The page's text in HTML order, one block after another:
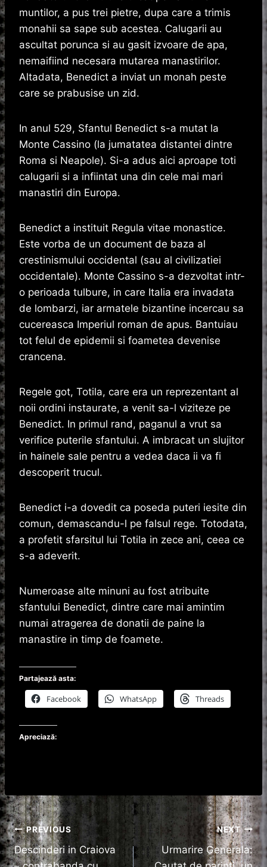
muntilor, a pus trei pietre, dupa care a trimis
monahii sa sape sub acestea. Calugarii au
ascultat porunca si au gasit izvoare de apa,
nemaifiind necesara mutarea manastirilor.
Altadata, Benedict a inviat un monah peste
care se prabusise un zid.
In anul 529, Sfantul Benedict s-a mutat la
Monte Cassino (la jumatatea distantei dintre
Roma si Neapole). Si-a adus aici aproape toti
calugarii si a infiintat una din cele mai mari
manastiri din Europa.
Benedict a instituit Regula vitae monastice.
Este vorba de un document de baza al
crestinismului occidental (sau al civilizatiei
occidentale). Monte Cassino s-a dezvoltat intr-
o perioada tulbure, in care Italia era invadata
de lombarzi, iar armatele bizantine incercau sa
cucereasca Imperiul roman de apus. Bantuiau
tot felul de epidemii si foametea devenise
crancena.
Regele got, Totila, care era un reprezentant al
noii ordini instaurate, a venit sa-l viziteze pe
Benedict. In primul rand, paganul a vrut sa
verifice puterile sfantului. A imbracat un slujitor
in hainele sale pentru a vedea daca ii va fi
descoperit trucul.
Benedict i-a dovedit ca poseda puteri iesite din
comun, demascandu-l pe falsul rege. Totodata,
a profetit sfarsitul lui Totila in zece ani, ceea ce
s-a adeverit.
Numeroase alte minuni au fost atribuite
sfantului Benedict, dintre care mai amintim
numai atragerea de donatii de paine la
manastire in timp de foamete.
Partajează asta:
Facebook WhatsApp Threads
Apreciază:
Navigare
în
PREVIOUS
Descinderi in Craiova
NEXT
Urmarire Generala: